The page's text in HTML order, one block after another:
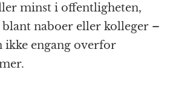
minst i offentligheten,
naboer eller kolleger –
ikke engang overfor